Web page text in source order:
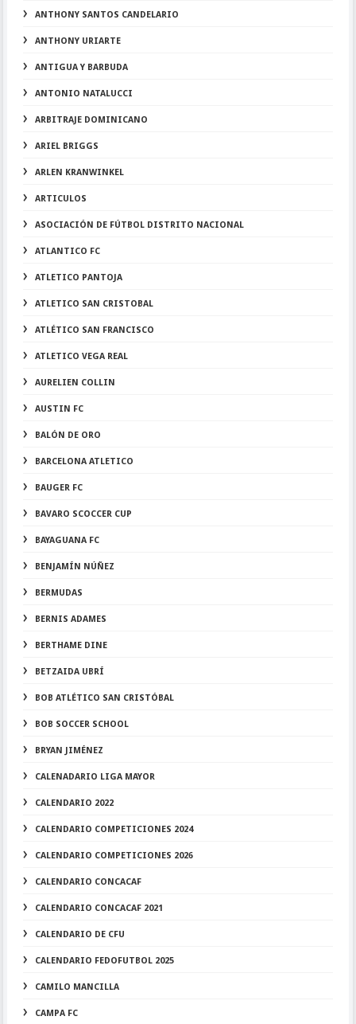
ANTHONY SANTOS CANDELARIO
ANTHONY URIARTE
ANTIGUA Y BARBUDA
ANTONIO NATALUCCI
ARBITRAJE DOMINICANO
ARIEL BRIGGS
ARLEN KRANWINKEL
ARTICULOS
ASOCIACIÓN DE FÚTBOL DISTRITO NACIONAL
ATLANTICO FC
ATLETICO PANTOJA
ATLETICO SAN CRISTOBAL
ATLÉTICO SAN FRANCISCO
ATLETICO VEGA REAL
AURELIEN COLLIN
AUSTIN FC
BALÓN DE ORO
BARCELONA ATLETICO
BAUGER FC
BAVARO SCOCCER CUP
BAYAGUANA FC
BENJAMÍN NÚÑEZ
BERMUDAS
BERNIS ADAMES
BERTHAME DINE
BETZAIDA UBRÍ
BOB ATLÉTICO SAN CRISTÓBAL
BOB SOCCER SCHOOL
BRYAN JIMÉNEZ
CALENADARIO LIGA MAYOR
CALENDARIO 2022
CALENDARIO COMPETICIONES 2024
CALENDARIO COMPETICIONES 2026
CALENDARIO CONCACAF
CALENDARIO CONCACAF 2021
CALENDARIO DE CFU
CALENDARIO FEDOFUTBOL 2025
CAMILO MANCILLA
CAMPA FC